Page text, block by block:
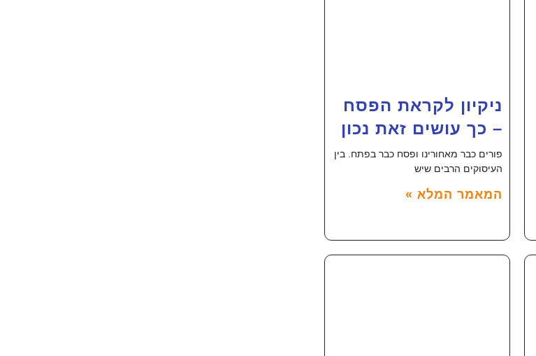
ניקיון לקראת הפסח
– כך עושים זאת נכון
פורים כבר מאחורינו ופסח כבר בפתח. בין
העיסוקים הרבים שיש
המאמר המלא »